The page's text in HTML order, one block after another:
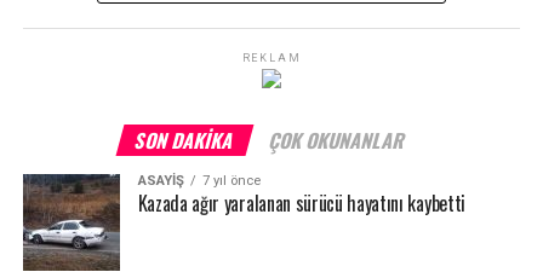
REKLAM
SON DAKIKA ÇOK OKUNANLAR
ASAYİŞ 7 yıl önce
Kazada ağır yaralanan sürücü hayatını kaybetti